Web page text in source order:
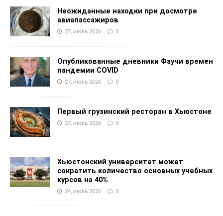
Неожиданные находки при досмотре
авиапассажиров
27, июль 2026 0
Опубликованные дневники Фаучи времен
пандемии COVID
27, июль 2026 0
Первый грузинский ресторан в Хьюстоне
27, июль 2026 0
Хьюстонский университет может
сократить количество основных учебных
курсов на 40%
24, июль 2026 0